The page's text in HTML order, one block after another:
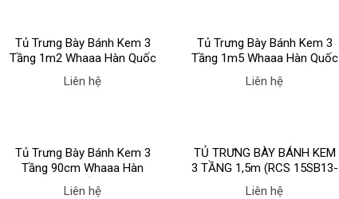
Tủ Trưng Bày Bánh Kem 3
Tầng 1m2 Whaaa Hàn Quốc
Liên hệ
Tủ Trưng Bày Bánh Kem 3
Tầng 1m5 Whaaa Hàn Quốc
Liên hệ
Tủ Trưng Bày Bánh Kem 3
Tầng 90cm Whaaa Hàn
Quốc
Liên hệ
TỦ TRƯNG BÀY BÁNH KEM
3 TẦNG 1,5m (RCS 15SB13-
2FB) hãng BERJAYA
Liên hệ